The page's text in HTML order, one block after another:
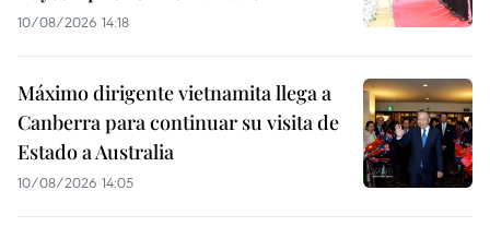
10/08/2026 14:18
Máximo dirigente vietnamita llega a
Canberra para continuar su visita de
Estado a Australia
10/08/2026 14:05